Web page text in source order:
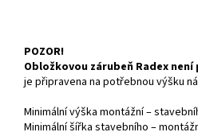
POZOR!
Obložkovou zárubeň Radex
je připravena na potřebnou výšku
Minimální výška montážní –
Minimální šířka stavebního –